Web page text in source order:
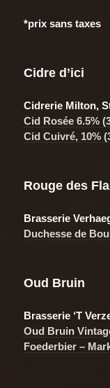
*prix sans taxes
Cidre d’ici
Cidrerie Milton,
Cid Rosée 6.5%
Cid Cuivré, 10%
Rouge des
Brasserie
Duchesse de
Oud Bruin
Brasserie ‘T
Oud Bruin
Foederbier –